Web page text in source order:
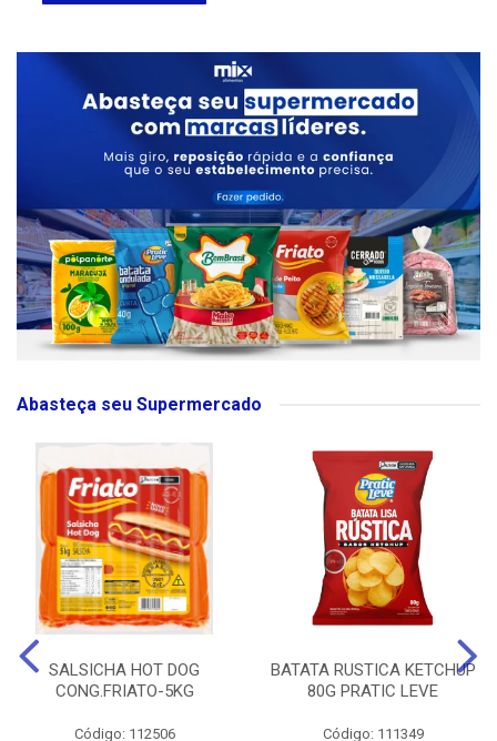
Abasteça seu Supermercado
SALSICHA HOT DOG
CONG.FRIATO-5KG
Código: 112506
BATATA RUSTICA KETCHUP
80G PRATIC LEVE
Código: 111349